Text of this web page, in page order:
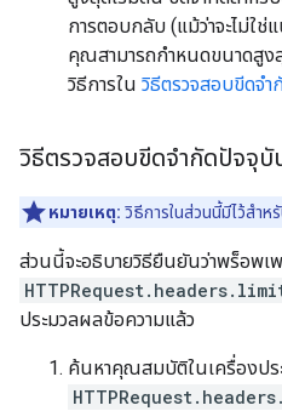
การตอบกลับ (แม้ว่าจะไม่ใ
คุณสามารถกำหนดขนาดสูง
วิธีการใน วิธีตรวจสอบขีดจ
วิธีตรวจสอบขีดจำกัดปัจจุบั
หมายเหตุ: วิธีการในส่วนนี้มีไว้สำห
ส่วนนี้จะอธิบายวิธียืนยันว่าพร็อพเ
ประมวลผลข้อความแล้ว
ค้นหาคุณสมบัติในเครื่องปร